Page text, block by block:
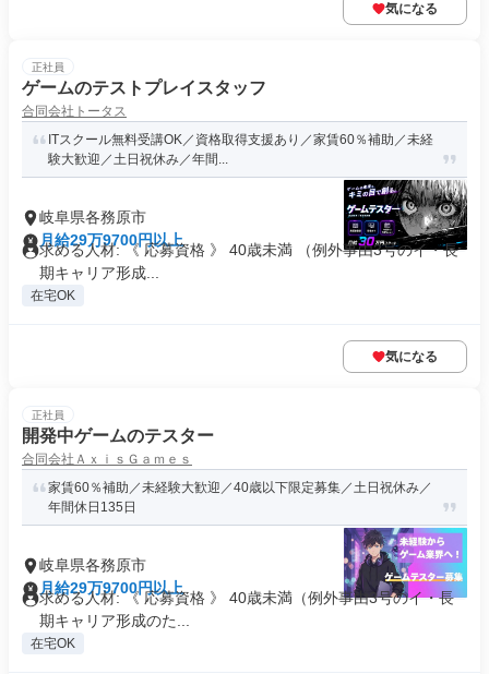
気になる
正社員
ゲームのテストプレイスタッフ
合同会社トータス
ITスクール無料受講OK／資格取得支援あり／家賃60％補助／未経
験大歓迎／土日祝休み／年間...
岐阜県各務原市
月給29万9700円以上
求める人材: 《 応募資格 》 40歳未満 （例外事由3号のイ・長
期キャリア形成...
在宅OK
気になる
正社員
開発中ゲームのテスター
合同会社ＡｘｉｓＧａｍｅｓ
家賃60％補助／未経験大歓迎／40歳以下限定募集／土日祝休み／
年間休日135日
岐阜県各務原市
月給29万9700円以上
求める人材: 《 応募資格 》 40歳未満（例外事由3号のイ・長
期キャリア形成のた...
在宅OK